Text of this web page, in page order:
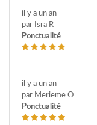
il y a un an
par Isra R
Ponctualité
il y a un an
par Merieme O
Ponctualité